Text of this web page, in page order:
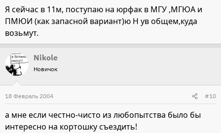
Я сейчас в 11м, поступаю на юрфак в МГУ ,МГЮА и
ПМЮИ (как запасной вариант)ю Н ув общем,куда
возьмут.
Nikole
Новичок
18 Февраль 2004 #10
а мне если честно-чисто из любопытства было бы
интересно на кортошку съездить!